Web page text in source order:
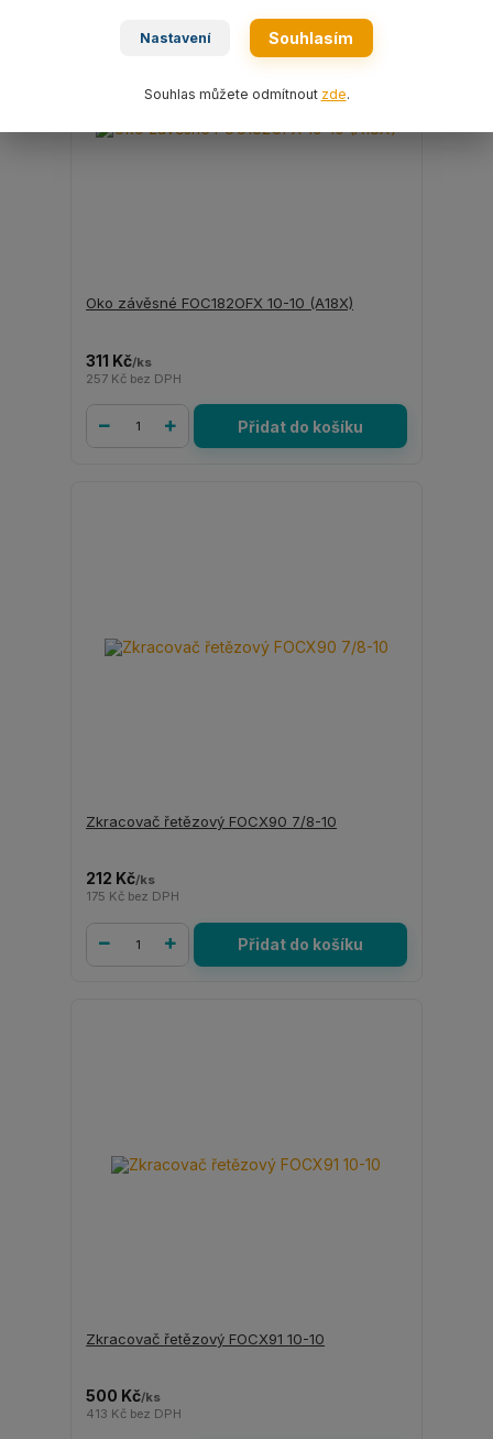
Oko závěsné FOC182OFX 10-10 (A18X)
311 Kč/ks
257 Kč bez DPH
Přidat do košíku
Zkracovač řetězový FOCX90 7/8-10
212 Kč/ks
175 Kč bez DPH
Přidat do košíku
Zkracovač řetězový FOCX91 10-10
500 Kč/ks
413 Kč bez DPH
Nastavení Souhlasím
Souhlas můžete odmítnout zde.